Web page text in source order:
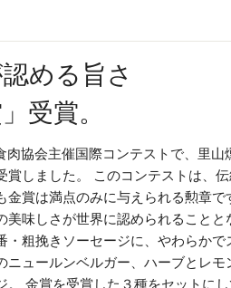
める旨さ
受賞。
肉協会主催国際コンテストで、里
賞しました。 このコンテストは、
金賞は満点のみに与えられる勲章
美味しさが世界に認められること
・粗挽きソーセージに、やわらか
ニュールンベルガー、ハーブとレ